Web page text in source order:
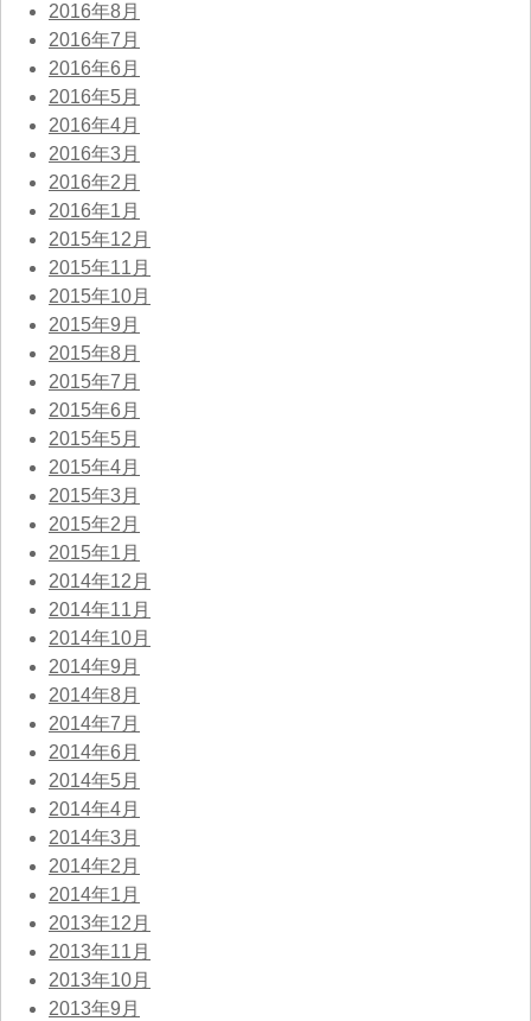
2016年8月
2016年7月
2016年6月
2016年5月
2016年4月
2016年3月
2016年2月
2016年1月
2015年12月
2015年11月
2015年10月
2015年9月
2015年8月
2015年7月
2015年6月
2015年5月
2015年4月
2015年3月
2015年2月
2015年1月
2014年12月
2014年11月
2014年10月
2014年9月
2014年8月
2014年7月
2014年6月
2014年5月
2014年4月
2014年3月
2014年2月
2014年1月
2013年12月
2013年11月
2013年10月
2013年9月